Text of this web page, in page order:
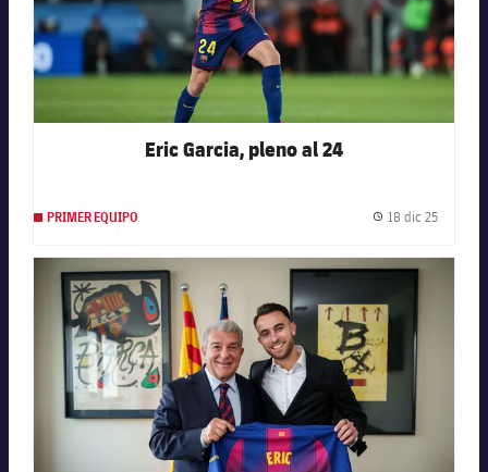
Eric Garcia, pleno al 24
PRIMER EQUIPO Fecha
18 dic 25
FC Barcelona club badge